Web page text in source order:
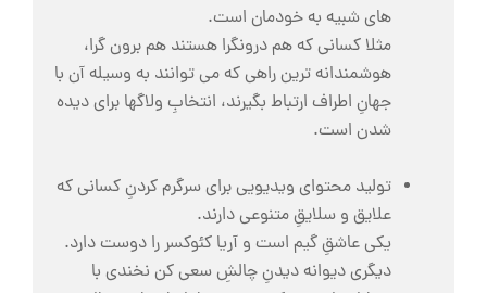
های شبیه به خودمان است.
مثلا کسانی که هم درونگرا هستند هم برون گرا،
هوشمندانه ترین راهی که می توانند به وسیله آن با
جهانِ اطراف ارتباط بگیرند، انتخابِ ولاگها برای دیده
شدن است.
تولید محتوای ویدیویی برای سرگرم کردنِ کسانی که
علایق و سلایقِ متنوعی دارند.
یکی عاشقِ گیم است و آریا کئوکسر را دوست دارد.
دیگری دیوانه دیدنِ چالشِ سعی کن نخندی با